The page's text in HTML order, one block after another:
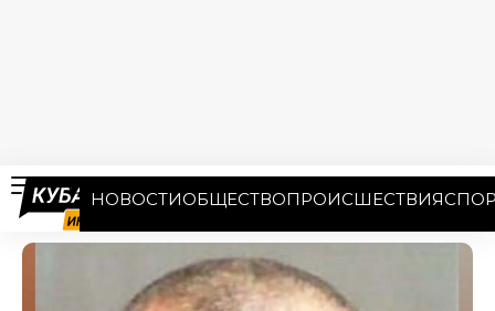
НОВОСТИОБЩЕСТВОПРОИСШЕСТВИЯ